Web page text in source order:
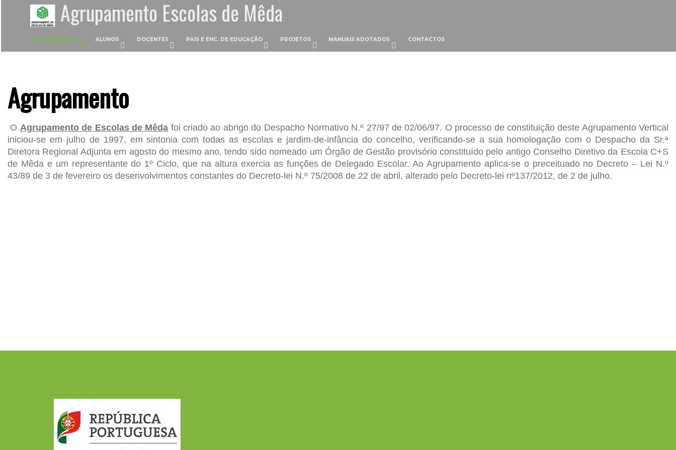
Agrupamento Escolas de Mêda
AGRUPAMENTO ALUNOS DOCENTES PAIS E ENC. DE EDUCAÇÃO PROJETOS MANUAIS ADOTADOS CONTACTOS
Agrupamento
O Agrupamento de Escolas de Mêda foi criado ao abrigo do Despacho Normativo N.º 27/97 de 02/06/97. O processo de constituição deste Agrupamento Vertical
iniciou-se em julho de 1997, em sintonia com todas as escolas e jardim-de-infância do concelho, verificando-se a sua homologação com o Despacho da Sr.ª
Diretora Regional Adjunta em agosto do mesmo ano, tendo sido nomeado um Órgão de Gestão provisório constituído pelo antigo Conselho Diretivo da Escola C+S
de Mêda e um representante do 1º Ciclo, que na altura exercia as funções de Delegado Escolar. Ao Agrupamento aplica-se o preceituado no Decreto – Lei N.º
43/89 de 3 de fevereiro os desenvolvimentos constantes do Decreto-lei N.º 75/2008 de 22 de abril, alterado pelo Decreto-lei nº137/2012, de 2 de julho.